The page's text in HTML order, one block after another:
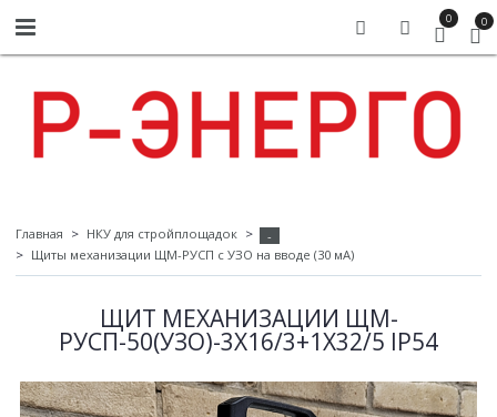
0 0
Главная НКУ для стройплощадок
-
Щиты механизации ЩМ-РУСП с УЗО на вводе (30 мА)
ЩИТ МЕХАНИЗАЦИИ ЩМ-
РУСП-50(УЗО)-3Х16/3+1Х32/5 IP54